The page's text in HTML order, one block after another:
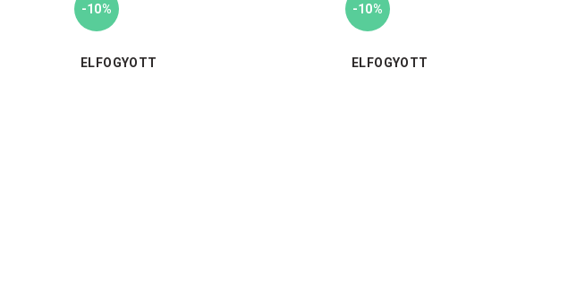
-10%
ELFOGYOTT
-10%
ELFOGYOTT